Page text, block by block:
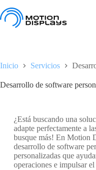
Inicio Servicios
Desarrollo de software
¿Está buscando una
adapte perfectamente a
busque más! En Motion
desarrollo de software
personalizadas que
operaciones e impulsar